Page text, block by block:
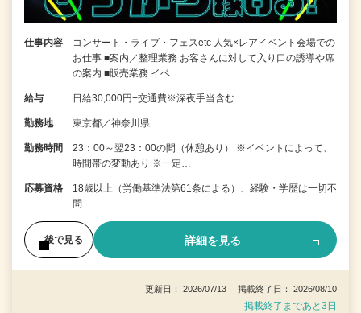
仕事内容
コンサート・ライブ・フェスetc 人気×レアイベント会場での
お仕事 ■案内／整理業務 お客さんに対して入り口の誘導や席
の案内 ■販売業務 イベ…
給与 日給30,000円+交通費※深夜手当含む
勤務地 東京都／神奈川県
勤務時間
23：00～翌23：00の間（休憩あり） ※イベントによって、
時間帯の変動あり ※一定…
応募資格
18歳以上（労働基準法第61条による）、経験・学歴は一切不
問
後で見る 詳細を見る
更新日： 2026/07/13 掲載終了日： 2026/08/10
掲載終了まであと3日